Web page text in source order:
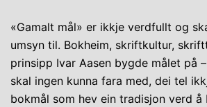
«Gamalt mål» er ikkje verdfullt og
umsyn til. Bokheim, skriftkultur,
prinsipp Ivar Aasen bygde målet på
skal ingen kunna fara med, dei tel
bokmål som hev ein tradisjon verd å